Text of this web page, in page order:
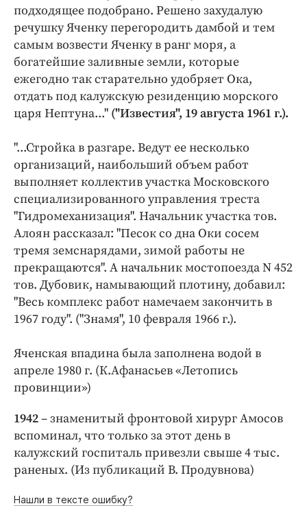
подходящее подобрано. Решено захудалую
речушку Яченку перегородить дамбой и тем
самым возвести Яченку в ранг моря, а
богатейшие заливные земли, которые
ежегодно так старательно удобряет Ока,
отдать под калужскую резиденцию морского
царя Нептуна..." ("Известия", 19 августа 1961 г.).
"...Стройка в разгаре. Ведут ее несколько
организаций, наибольший объем работ
выполняет коллектив участка Московского
специализированного управления треста
"Гидромеханизация". Начальник участка тов.
Алоян рассказал: "Песок со дна Оки сосем
тремя земснарядами, зимой работы не
прекращаются". А начальник мостопоезда N 452
тов. Дубовик, намывающий плотину, добавил:
"Весь комплекс работ намечаем закончить в
1967 году". ("Знамя", 10 февраля 1966 г.).
Яченская впадина была заполнена водой в
апреле 1980 г. (К.Афанасьев «Летопись
провинции»)
1942– знаменитый фронтовой хирург Амосов
вспоминал, что только за этот день в
калужский госпиталь привезли свыше 4 тыс.
раненых. (Из публикаций В. Продувнова)
Нашли в тексте ошибку?